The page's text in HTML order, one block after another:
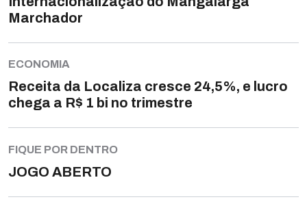
Marchador
ECONOMIA
Receita da Localiza cresce 24,5%, e lucro
chega a R$ 1 bi no trimestre
FIQUE POR DENTRO
JOGO ABERTO